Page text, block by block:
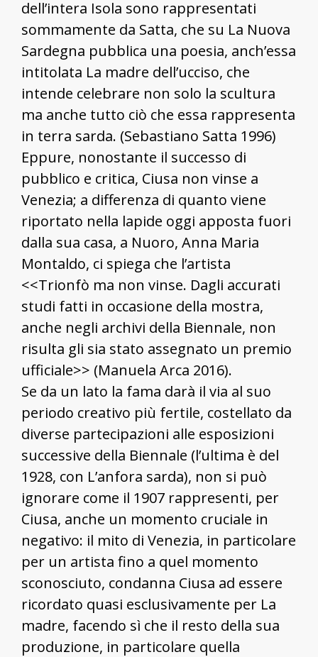
dell’intera Isola sono rappresentati
sommamente da Satta, che su La Nuova
Sardegna pubblica una poesia, anch’essa
intitolata La madre dell’ucciso, che
intende celebrare non solo la scultura
ma anche tutto ciò che essa rappresenta
in terra sarda. (Sebastiano Satta 1996)
Eppure, nonostante il successo di
pubblico e critica, Ciusa non vinse a
Venezia; a differenza di quanto viene
riportato nella lapide oggi apposta fuori
dalla sua casa, a Nuoro, Anna Maria
Montaldo, ci spiega che l’artista
<<Trionfò ma non vinse. Dagli accurati
studi fatti in occasione della mostra,
anche negli archivi della Biennale, non
risulta gli sia stato assegnato un premio
ufficiale>> (Manuela Arca 2016).
Se da un lato la fama darà il via al suo
periodo creativo più fertile, costellato da
diverse partecipazioni alle esposizioni
successive della Biennale (l’ultima è del
1928, con L’anfora sarda), non si può
ignorare come il 1907 rappresenti, per
Ciusa, anche un momento cruciale in
negativo: il mito di Venezia, in particolare
per un artista fino a quel momento
sconosciuto, condanna Ciusa ad essere
ricordato quasi esclusivamente per La
madre, facendo sì che il resto della sua
produzione, in particolare quella